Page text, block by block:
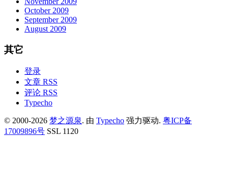
October 2009
September 2009
August 2009
其它
登录
文章 RSS
评论 RSS
Typecho
© 2000-2026 梦之源泉. 由 Typecho 强力驱动. 粤ICP备
17009896号 SSL 1120